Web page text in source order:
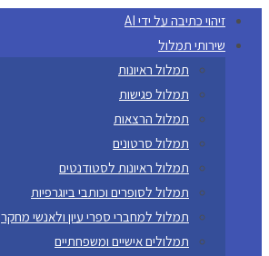
זיהוי כתיבה על ידי AI
שירותי תמלול
תמלול ראיונות
תמלול פגישות
תמלול הרצאות
תמלול סרטונים
תמלול ראיונות לסטודנטים
תמלול לסופרים וכותבי ביוגרפיות
תמלול למחברי ספרי עיון ולאנשי מחקר
תמלולים אישיים ומשפחתיים